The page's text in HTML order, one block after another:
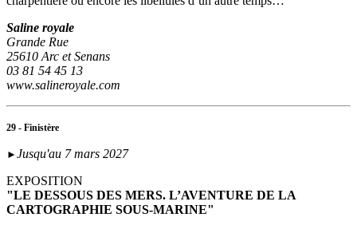
Saline royale
Grande Rue
25610 Arc et Senans
03 81 54 45 13
www.salineroyale.com
29 - Finistère
► Jusqu'au 7 mars 2027
EXPOSITION
"LE DESSOUS DES MERS. L’AVENTURE DE LA
CARTOGRAPHIE SOUS-MARINE"